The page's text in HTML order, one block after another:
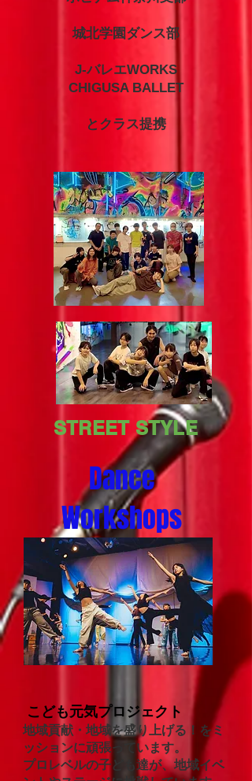
城北学園ダンス部
J-バレエWORKS
CHIGUSA BALLET
​とクラス提携
​STREET STYLE
Dance
​Workshops
こども元気プロジェクト
​地域貢献・地域を盛り上げる！をミ
ッションに頑張っています。
​プロレベルの子ども達が、地域イベ